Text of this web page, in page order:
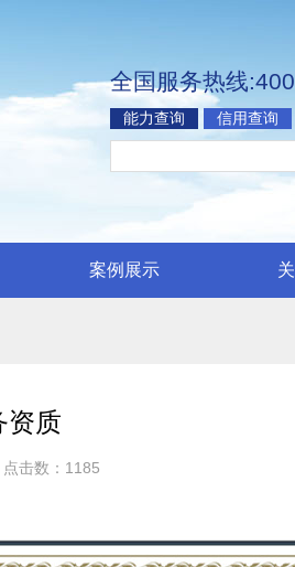
全国服务热线
能力查询 信用查询
案例展示
资质
点击数： 1185